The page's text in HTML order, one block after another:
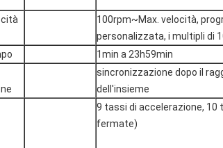
100rpm~Max. velocità,
personalizzata, i multipli di
1min a 23h59min
sincronizzazione dopo il
dell'insieme
9 tassi di accelerazione, 10
fermate)